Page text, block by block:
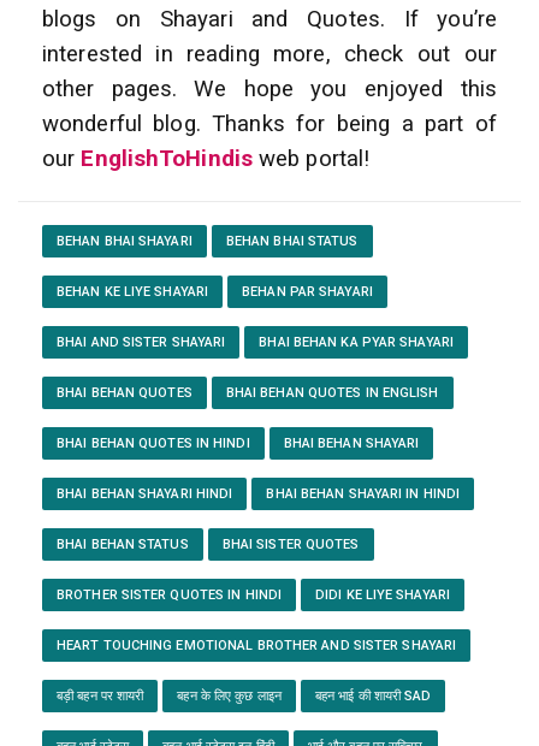
blogs on Shayari and Quotes. If you’re
interested in reading more, check out our
other pages. We hope you enjoyed this
wonderful blog. Thanks for being a part of
our EnglishToHindisweb portal!
BEHAN BHAI SHAYARI BEHAN BHAI STATUS
BEHAN KE LIYE SHAYARI BEHAN PAR SHAYARI
BHAI AND SISTER SHAYARI BHAI BEHAN KA PYAR SHAYARI
BHAI BEHAN QUOTES BHAI BEHAN QUOTES IN ENGLISH
BHAI BEHAN QUOTES IN HINDI BHAI BEHAN SHAYARI
BHAI BEHAN SHAYARI HINDI BHAI BEHAN SHAYARI IN HINDI
BHAI BEHAN STATUS BHAI SISTER QUOTES
BROTHER SISTER QUOTES IN HINDI DIDI KE LIYE SHAYARI
HEART TOUCHING EMOTIONAL BROTHER AND SISTER SHAYARI
बड़ी बहन पर शायरी बहन के लिए कुछ लाइन बहन भाई की शायरी SAD